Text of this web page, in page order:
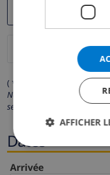
( * Les champs avec un
Nous respectons votre vie
seront pas communiquées
Dates
Arrivée
AFFICHER